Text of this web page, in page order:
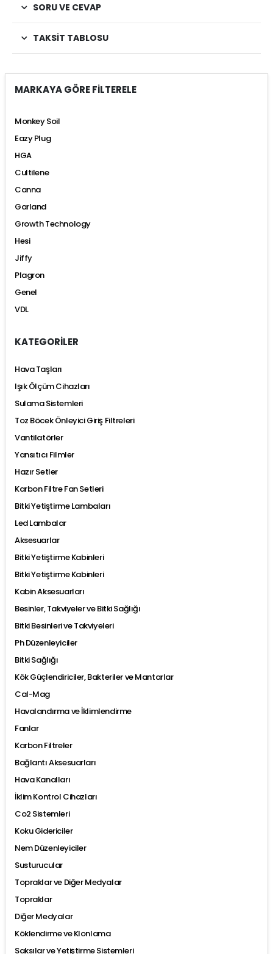
SORU VE CEVAP
TAKSIT TABLOSU
MARKAYA GÖRE FİLTERELE
Monkey Soil
Eazy Plug
HGA
Cultilene
Canna
Garland
Growth Technology
Hesi
Jiffy
Plagron
Genel
VDL
KATEGORİLER
Hava Taşları
Işık Ölçüm Cihazları
Sulama Sistemleri
Toz Böcek Önleyici Giriş Filtreleri
Vantilatörler
Yansıtıcı Filmler
Hazır Setler
Karbon Filtre Fan Setleri
Bitki Yetiştirme Lambaları
Led Lambalar
Aksesuarlar
Bitki Yetiştirme Kabinleri
Bitki Yetiştirme Kabinleri
Kabin Aksesuarları
Besinler, Takviyeler ve Bitki Sağlığı
Bitki Besinleri ve Takviyeleri
Ph Düzenleyiciler
Bitki Sağlığı
Kök Güçlendiriciler, Bakteriler ve Mantarlar
Cal-Mag
Havalandırma ve İklimlendirme
Fanlar
Karbon Filtreler
Bağlantı Aksesuarları
Hava Kanalları
İklim Kontrol Cihazları
Co2 Sistemleri
Koku Gidericiler
Nem Düzenleyiciler
Susturucular
Topraklar ve Diğer Medyalar
Topraklar
Diğer Medyalar
Köklendirme ve Klonlama
Saksılar ve Yetiştirme Sistemleri